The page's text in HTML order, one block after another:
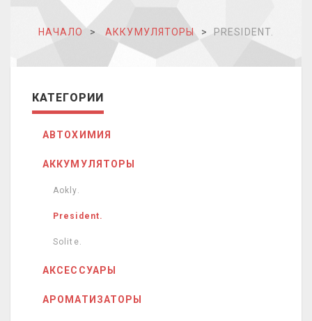
НАЧАЛО АККУМУЛЯТОРЫ PRESIDENT.
КАТЕГОРИИ
АВТОХИМИЯ
АККУМУЛЯТОРЫ
Aokly.
President.
Solite.
АКСЕССУАРЫ
АРОМАТИЗАТОРЫ